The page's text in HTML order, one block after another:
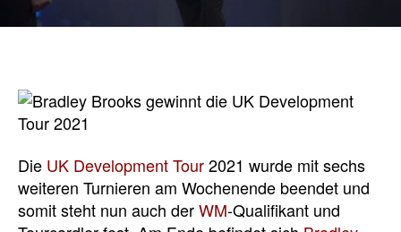
Die UK Development Tour2021 wurde mit sechs
weiteren Turnieren am Wochenende beendet und
somit steht nun auch derWM-Qualifikant und